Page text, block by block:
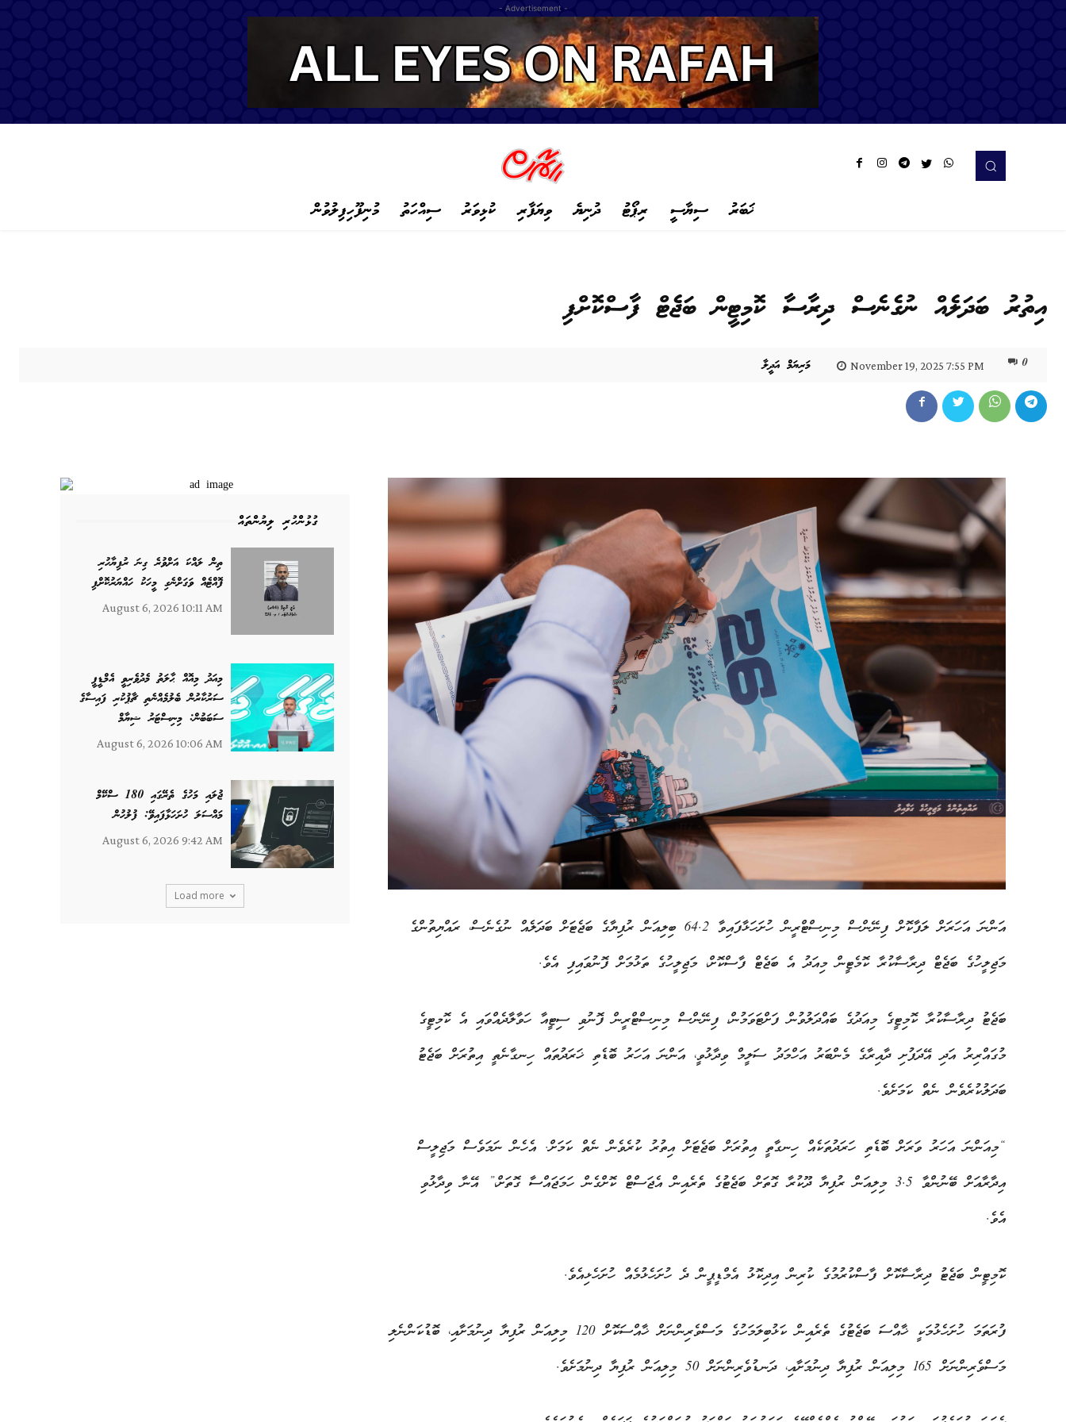
- Advertisement -
މުނިފޫހިފިލުވުން ސިއްހަތު ކުޅިވަރު ވިޔަފާރި ދުނިޔެ ރިޕޯޓު ސިޔާސީ ޚަބަރު
އިތުރު ބަދަލެއް ނުގެނެސް ދިރާސާ ކޮމިޓީން ބަޖެޓް ފާސްކޮށްފި
މަރިޔަމް އަދީލާ November 19, 2025 7:55 PM 0
ގުޅުންހުރި ލިޔުންތައް
ތިން ލައްކަ އަށްވުރެ ގިނަ ރުފިޔާހުރި
ފޮއްޓެއް ވަގަށްނެގި މީހަކު ހައްޔަރުކޮށްފި
August 6, 2026 10:11 AM
މިއަދު މިއޮއް ޙާލަތު މެދުވެރިވީ އެމްޑީޕީ
ސަރުކާރުން ބެލުމެއްނެތި ޗާޕުކުރި ފައިސާގެ
ސަބަބުން: މިނިސްޓަރު ޝިޔާމް
August 6, 2026 10:06 AM
ޖުލައި މަހުގެ ތެރޭގައި 180 ސްކޭމް
މައްސަލަ ހުށަހަޅާފައިވޭ: ފުލުހުން
August 6, 2026 9:42 AM
Load more
އަންނަ އަހަރަށް ލަފާކޮށް ފިނޭންސް މިނިސްޓްރީން ހުށަހަޅާފައިވާ 64.2 ބިލިއަން ރުފިޔާގެ ބަޖެޓަށް ބަދަލެއް ނުގެނެސް، ރައްޔިތުންގެ
މަޖިލީހުގެ ބަޖެޓް ދިރާސާކުރާ ކޮމެޓީން މިއަދު އެ ބަޖެޓް ފާސްކޮށް، މަޖިލީހުގެ ތަޅުމަށް ފޮނުވައިފި އެވެ.
ބަޖެޓު ދިރާސާކުރާ ކޮމިޓީގެ މިއަދުގެ ބައްދަލުވުން ފަށްޓަވަމުން، ފިނޭންސް މިނިސްޓްރީން ފޮނުވި ސިޓީއާ ހަވާލާދެއްވައި އެ ކޮމިޓީގެ
މުގައްރިރު އަދި އޭދަފުށި ދާއިރާގެ މެންބަރު އަހްމަދު ސަލީމް ވިދާޅުވީ، އަންނަ އަހަރު ބޮޑެތި ޚަރަދުތައް ހިނގާނެތީ އިތުރަށް ބަޖެޓު
ބަދަލުކުރެވެން ނެތް ކަމަށެވެ.
“މިއަންނަ އަހަރު ވަރަށް ބޮޑެތި ހަރަދުތަކެއް ހިނގާތީ އިތުރަށް ބަޖެޓަށް އިތުރު ކުރެވެން ނެތް ކަމަށް. އެހެން ނަމަވެސް މަޖިލީސް
އިދާރާއަށް ބޭނުންވާ 3.5 މިލިއަން ރުފިޔާ ދޫކުރާ ގޮތަށް ބަޖެޓުގެ ތެރެއިން އެޖަސްޓް ކޮށްގެން ހަމަޖައްސާ ގޮތަށް،” އޭނާ ވިދާޅުވި
އެވެ.
ކޮމިޓީން ބަޖެޓު ދިރާސާކޮށް ފާސްކުރުމުގެ ކުރިން އިދިކޮޅު އެމްޑީޕީން ދެ ހުށަހެޅުމެއް ހުށަހެޅިއެވެ.
ފުރަތަމަ ހުށަހެޅުމަކީ ޚާއްސަ ބަޖެޓުގެ ތެރެއިން ކަޅުބިލަމަހުގެ މަސްވެރިންނަށް ޚާއްސަކޮށް 120 މިލިއަން ރުފިޔާ ދިނުމަށާއި، ބޮޑުކަންނެލި
މަސްވެރިންނަށް 165 މިލިއަން ރުފިޔާ ދިނުމަށާއި، ދަނޑުވެރިންނަށް 50 މިލިއަން ރުފިޔާ ދިނުމަށެވެ.